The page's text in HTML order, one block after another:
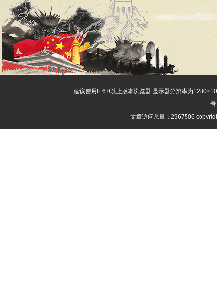
建议使用IE6.0以上版本浏览器 显示器分辨率为
号
文章访问总量：2967506